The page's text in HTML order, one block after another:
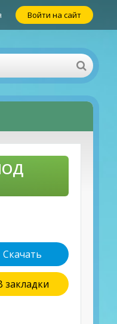
Войти на сайт
Скачать
закладки